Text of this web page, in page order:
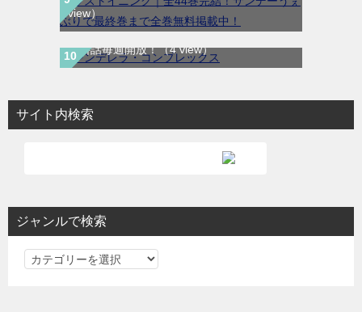
view）
シンデレラ・コンプレックス｜マンガMeeで
無料話毎週開放！（4 view）
サイト内検索
ジャンルで検索
ジ